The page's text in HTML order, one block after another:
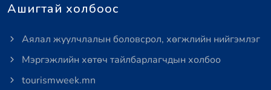
Ашигтай холбоос
Аялал жуулчлалын боловсрол, хөгжлийн нийгэмлэг
Мэргэжлийн хөтөч тайлбарлагчдын холбоо
tourismweek.mn